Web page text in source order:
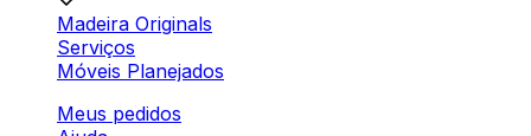
Madeira Originals
Serviços
Móveis Planejados
Meus pedidos